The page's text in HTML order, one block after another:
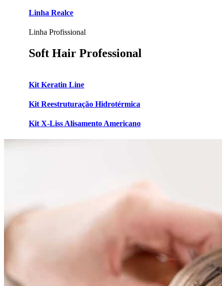
Linha Realce
Linha Profissional
Soft Hair Professional
Kit Keratin Line
Kit Reestruturação Hidrotérmica
Kit X-Liss Alisamento Americano